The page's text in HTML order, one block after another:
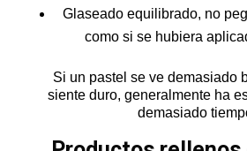
Glaseado equilibrado, no
como si se hubiera
Si un pastel se ve demasiado
siente duro, generalmente ha
demasiado